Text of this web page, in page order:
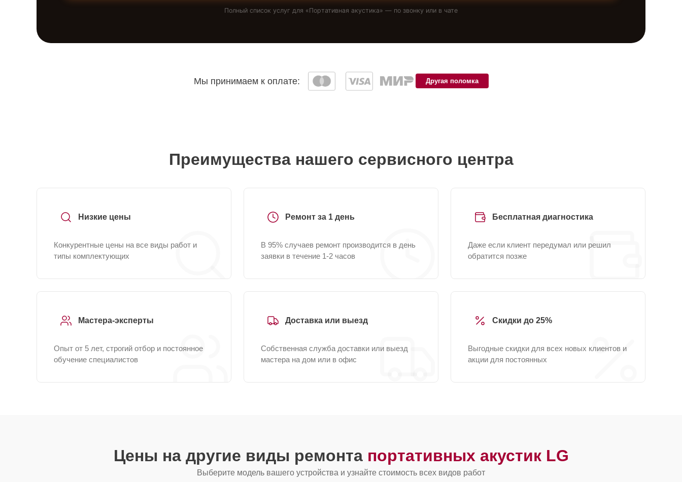
Полный список услуг для «Портативная акустика» — по звонку или в чате
Мы принимаем к оплате: Другая поломка
Преимущества нашего сервисного центра
Низкие цены
Конкурентные цены на все виды работ и
типы комплектующих
Ремонт за 1 день
В 95% случаев ремонт производится в день
заявки в течение 1-2 часов
Бесплатная диагностика
Даже если клиент передумал или решил
обратится позже
Мастера-эксперты
Опыт от 5 лет, строгий отбор и постоянное
обучение специалистов
Доставка или выезд
Собственная служба доставки или выезд
мастера на дом или в офис
Скидки до 25%
Выгодные скидки для всех новых клиентов и
акции для постоянных
Цены на другие виды ремонта портативных акустик LG
Выберите модель вашего устройства и узнайте стоимость всех видов работ